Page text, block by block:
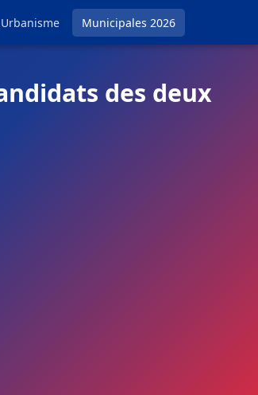
Urbanisme Municipales 2026
des deux